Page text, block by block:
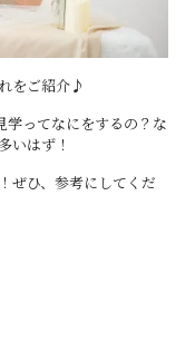
をご紹介♪
学ってなにをするの？な
いはず！
ぜひ、参考にしてくだ